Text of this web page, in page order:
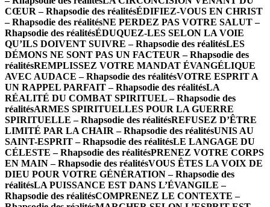
CŒUR – Rhapsodie des réalitésÉDIFIEZ-VOUS EN CHRIST
– Rhapsodie des réalitésNE PERDEZ PAS VOTRE SALUT –
Rhapsodie des réalitésÉDUQUEZ-LES SELON LA VOIE
QU’ILS DOIVENT SUIVRE – Rhapsodie des réalitésLES
DÉMONS NE SONT PAS UN FACTEUR – Rhapsodie des
réalitésREMPLISSEZ VOTRE MANDAT ÉVANGÉLIQUE
AVEC AUDACE – Rhapsodie des réalitésVOTRE ESPRIT A
UN RAPPEL PARFAIT – Rhapsodie des réalitésLA
RÉALITÉ DU COMBAT SPIRITUEL – Rhapsodie des
réalitésARMES SPIRITUELLES POUR LA GUERRE
SPIRITUELLE – Rhapsodie des réalitésREFUSEZ D’ÊTRE
LIMITÉ PAR LA CHAIR – Rhapsodie des réalitésUNIS AU
SAINT-ESPRIT – Rhapsodie des réalitésLE LANGAGE DU
CÉLESTE – Rhapsodie des réalitésPRENEZ VOTRE CORPS
EN MAIN – Rhapsodie des réalitésVOUS ÊTES LA VOIX DE
DIEU POUR VOTRE GÉNÉRATION – Rhapsodie des
réalitésLA PUISSANCE EST DANS L’ÉVANGILE –
Rhapsodie des réalitésCOMPRENEZ LE CONTEXTE –